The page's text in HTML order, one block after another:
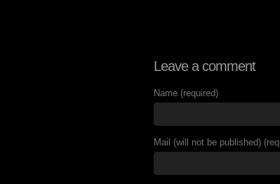
Leave a comment
Name (required)
Mail (will not be published)